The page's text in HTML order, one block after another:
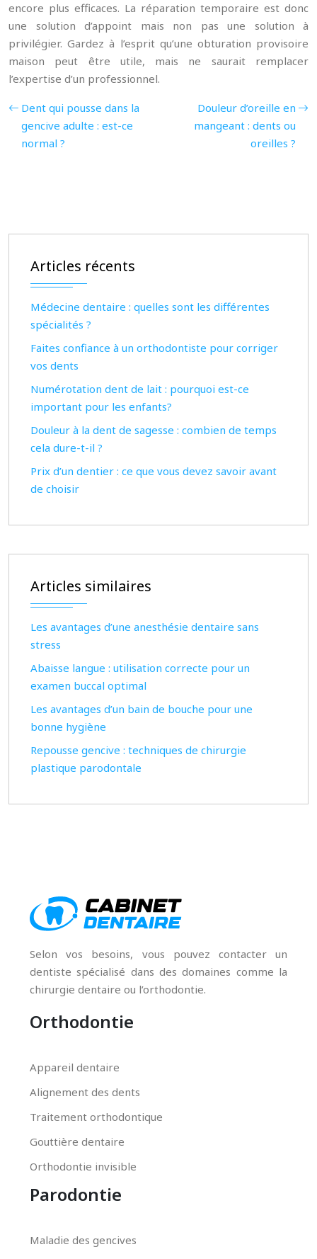
encore plus efficaces. La réparation temporaire est donc
une solution d’appoint mais non pas une solution à
privilégier. Gardez à l’esprit qu’une obturation provisoire
maison peut être utile, mais ne saurait remplacer
l’expertise d’un professionnel.
Dent qui pousse dans la
gencive adulte : est-ce
normal ?
Douleur d’oreille en
mangeant : dents ou
oreilles ?
Articles récents
Médecine dentaire : quelles sont les différentes
spécialités ?
Faites confiance à un orthodontiste pour corriger
vos dents
Numérotation dent de lait : pourquoi est-ce
important pour les enfants?
Douleur à la dent de sagesse : combien de temps
cela dure-t-il ?
Prix d’un dentier : ce que vous devez savoir avant
de choisir
Articles similaires
Les avantages d’une anesthésie dentaire sans
stress
Abaisse langue : utilisation correcte pour un
examen buccal optimal
Les avantages d’un bain de bouche pour une
bonne hygiène
Repousse gencive : techniques de chirurgie
plastique parodontale
Selon vos besoins, vous pouvez contacter un
dentiste spécialisé dans des domaines comme la
chirurgie dentaire ou l’orthodontie.
Orthodontie
Appareil dentaire
Alignement des dents
Traitement orthodontique
Gouttière dentaire
Orthodontie invisible
Parodontie
Maladie des gencives